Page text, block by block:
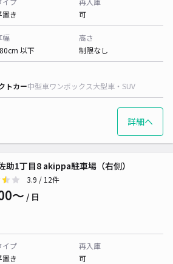
置き
可
幅
以下
高さ
制限なし
トカー中型車ワンボックス大型車・SUV
詳細へ
助1丁目8 akippa駐車場（右側）
3.9 / 12件
〜 / 日
イプ
置き
再入庫
可